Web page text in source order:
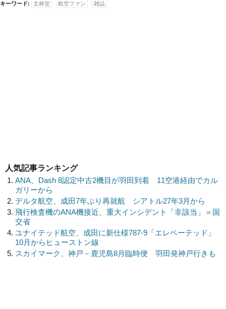
キーワード: 文林堂 航空ファン 雑誌
人気記事ランキング
ANA、Dash 8認定中古2機目が羽田到着 11空港経由でカル
ガリーから
デルタ航空、成田7年ぶり再就航 シアトル27年3月から
飛行検査機のANA機接近、重大インシデント「非該当」＝国
交省
ユナイテッド航空、成田に新仕様787-9「エレベーテッド」
10月からヒューストン線
スカイマーク、神戸－鹿児島8月臨時便 羽田発神戸行きも